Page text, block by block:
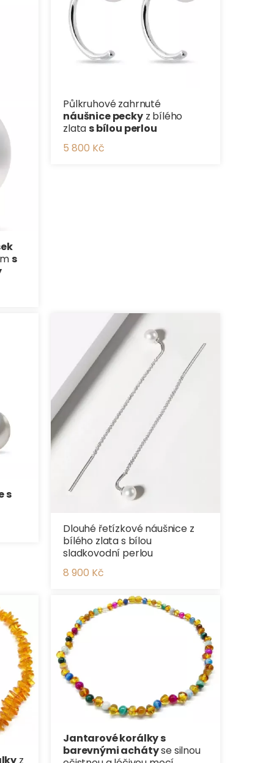
s
Půlkruhové zahrnuté
náušnice peckyz bílého
zlatas bílou perlou
5 800 Kč
s
Dlouhé řetízkové náušnice z
bílého zlata s bílou
sladkovodní perlou
8 900 Kč
Jantarové korálky s
barevnými achátyse silnou